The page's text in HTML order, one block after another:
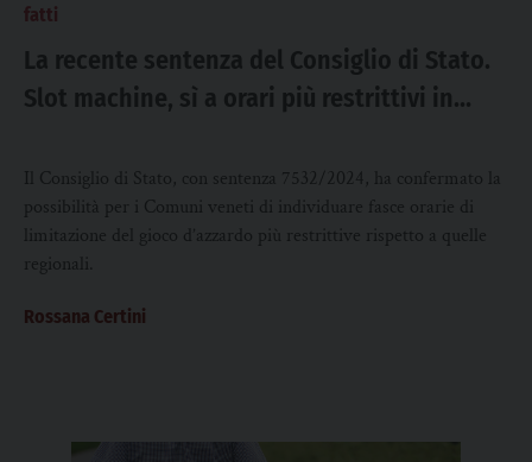
fatti
La recente sentenza del Consiglio di Stato.
Slot machine, sì a orari più restrittivi in
Il Consiglio di Stato, con sentenza 7532/2024, ha confermato la
possibilità per i Comuni veneti di individuare fasce orarie di
limitazione del gioco d’azzardo più restrittive rispetto a quelle
regionali.
Rossana Certini